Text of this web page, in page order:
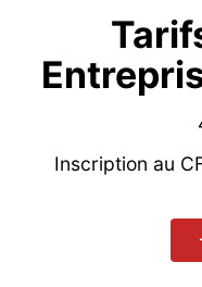
Inscription au